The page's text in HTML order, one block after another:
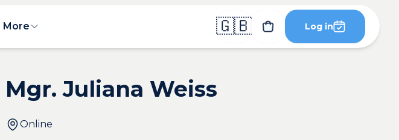
More 🇬🇧 Log in
Mgr. Juliana Weiss
Online